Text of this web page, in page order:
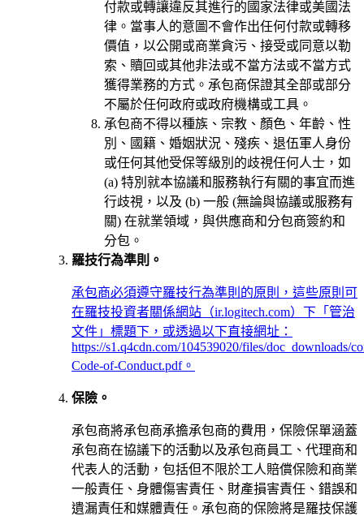
付款或轉讓違反其進行的國家法律或美國法
律。當事人的意圖不會作出任何付款或轉移
價值，以公開或商業貪污、接受或同意以勒
索、贖回或其他非法或不當方法或不當方式
獲得業務的方式。承包商保證其全部或部分
不屬於任何政府或政府機構或工具。
承包商不得以種族、宗教、顏色、年齡、性
別、國籍、婚姻狀況、殘疾、退伍軍人身份
或任何其他受保等級別的歧視任何人士，如
(a) 特別就本協議和服務執行有關的事宜而進
行歧視，以及 (b) 一般 (無論與協議或服務有
關) 在就業領域，與供應商和分包商簽約和
分包。
羅技行為準則。
承包商必須遵守羅技行為準則的原則，這些原則可
在羅技投資者關係網站（ir.logitech.com）下「管治
文件」標題下，或透過以下直接網址：
https://s1.q4cdn.com/104539020/files/doc_downloads/
Code-of-Conduct.pdf。
保險。
承包商將承包商承擔承包商的費用，保險保單涵蓋
承包商在協議下的活動以及承包商員工、代理商和
代表人的活動，包括但不限於工人賠償保險和商業
一般責任、身體傷害責任、財產損害責任、錯誤和
遺漏責任和媒體責任。承包商的保險將是羅技保護